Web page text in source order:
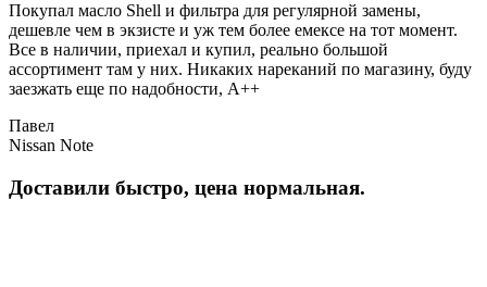
Покупал масло Shell и фильтра для регулярной замены,
дешевле чем в экзисте и уж тем более емексе на тот момент.
Все в наличии, приехал и купил, реально большой
ассортимент там у них. Никаких нареканий по магазину, буду
заезжать еще по надобности, A++
Павел
Nissan Note
Доставили быстро, цена нормальная.